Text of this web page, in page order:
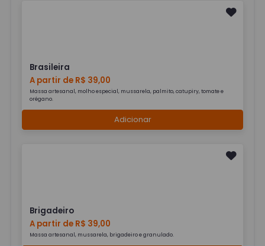
Brasileira
A partir de R$ 39,00
Massa artesanal, molho especial, mussarela, palmito, catupiry, tomate e
orégano.
Adicionar
Brigadeiro
A partir de R$ 39,00
Massa artesanal, mussarela, brigadeiro e granulado.